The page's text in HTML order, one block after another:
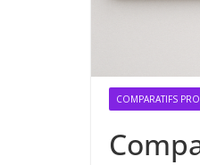
COMPARATIFS